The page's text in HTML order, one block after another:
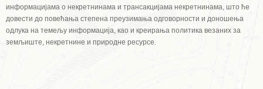
информацијама о некретнинама и трансакцијама некретнинама, што ће
довести до повећања степена преузимања одговорности и доношења
одлука на темељу информација, као и креирања политика везаних за
земљиште, некретнине и природне ресурсе.